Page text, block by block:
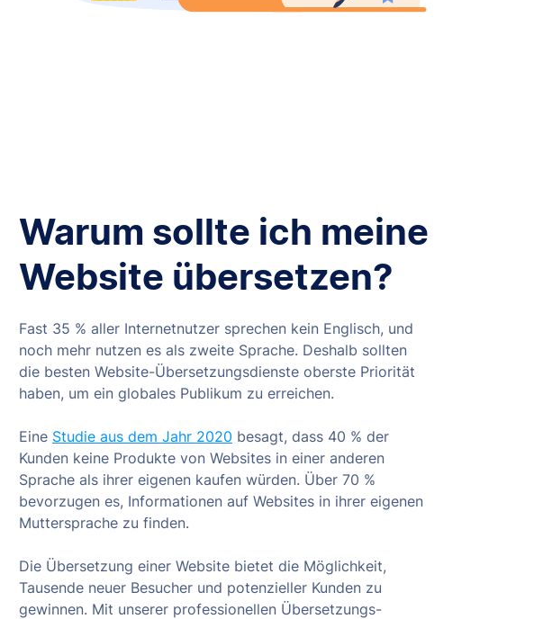
Warum sollte ich meine
Website übersetzen?
Fast 35 % aller Internetnutzer sprechen kein Englisch, und
noch mehr nutzen es als zweite Sprache. Deshalb sollten
die besten Website-Übersetzungsdienste oberste Priorität
haben, um ein globales Publikum zu erreichen.
Eine Studie aus dem Jahr 2020 besagt, dass 40 % der
Kunden keine Produkte von Websites in einer anderen
Sprache als ihrer eigenen kaufen würden. Über 70 %
bevorzugen es, Informationen auf Websites in ihrer eigenen
Muttersprache zu finden.
Die Übersetzung einer Website bietet die Möglichkeit,
Tausende neuer Besucher und potenzieller Kunden zu
gewinnen. Mit unserer professionellen Übersetzungs-